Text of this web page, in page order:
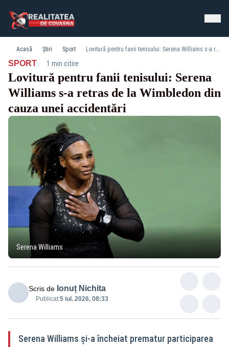
Acasă Știri Sport Lovitură pentru fanii tenisului: Serena Williams s-a retras de la Wimbledon din cauza unei accidentări
SPORT· 1 min citire
Lovitură pentru fanii tenisului: Serena
Williams s-a retras de la Wimbledon din
cauza unei accidentări
Serena Williams
Scris de Ionuț Nichita
Publicat:5 iul. 2026, 08:33
Serena Williams și-a încheiat prematur participarea